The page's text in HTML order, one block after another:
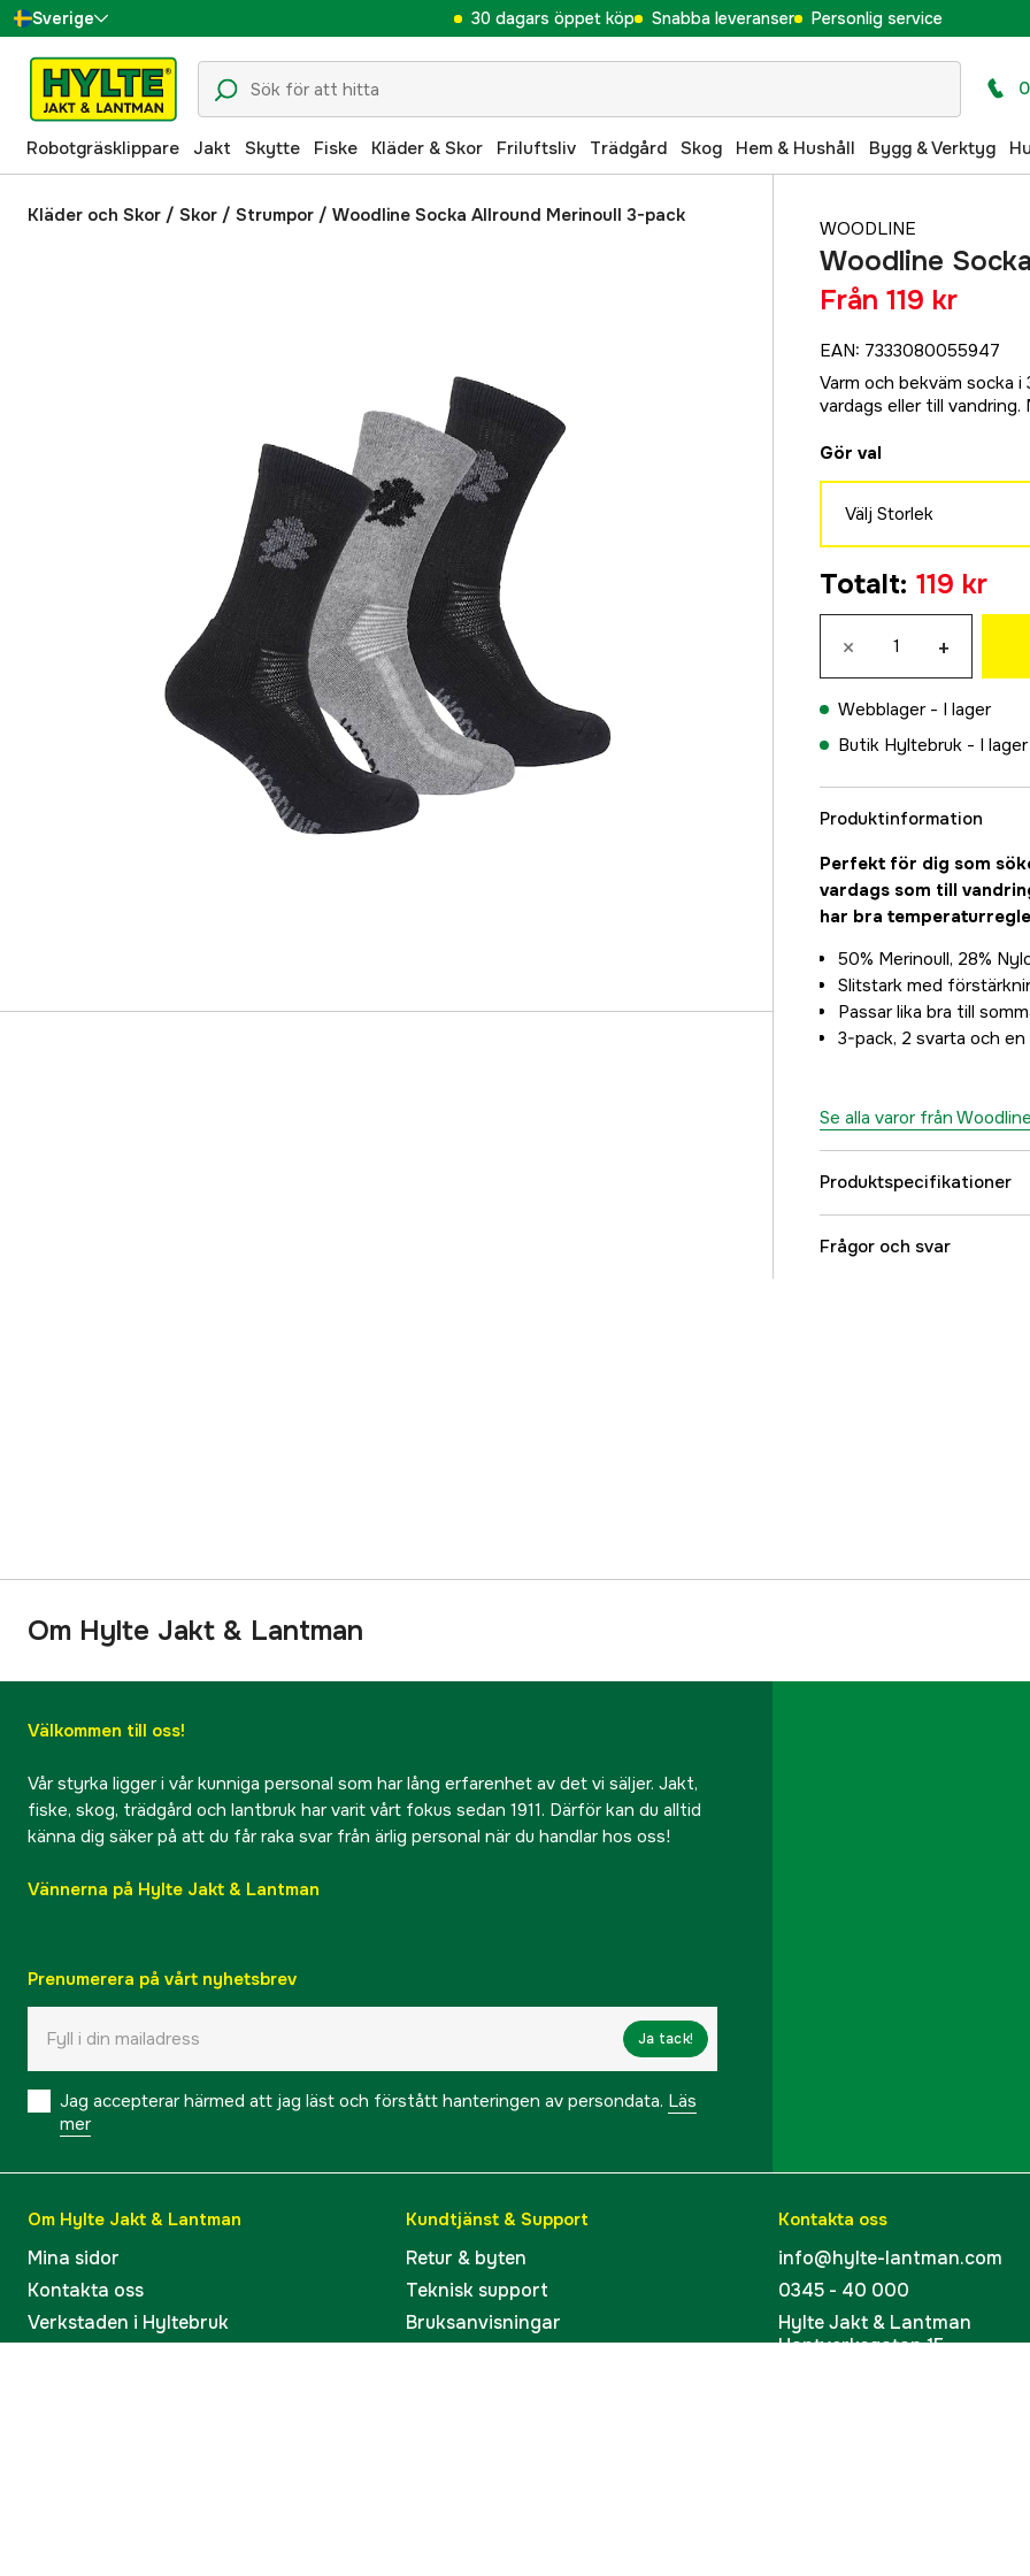
Sverige
Danmark
Suomi
Norge
Deutschland
30 dagars öppet köp Snabba leveranser Personlig service
Robotgräsklippare Jakt Skytte Fiske Kläder & Skor Friluftsliv Trädgård Skog Hem & Hushåll Bygg & Verktyg
Kläder och Skor / Skor / Strumpor / Woodline Socka Allround Merinoull 3-pack
WOODLINE
Woodline
Från 119 kr
EAN: 7333080055947
Varm och bekväm socka
vardags eller till
Gör val
Välj Storlek
119 kr
119 kr
Totalt: 119 kr
× +
Webblager - I lager
Butik Hyltebruk - I lager
Produktinformation
Perfekt för dig som
vardags som till
har bra
50% Merinoull, 28%
Slitstark med
Passar lika bra till
3-pack, 2 svarta och en
Se alla varor från Woodline
Produktspecifikationer
Färgton
Frågor och svar
Om Hylte Jakt & Lantman
Välkommen till oss!
Vår styrka ligger i vår kunniga personal som har lång erfarenhet av det vi säljer. Jakt,
fiske, skog, trädgård och lantbruk har varit vårt fokus sedan 1911. Därför kan du alltid
känna dig säker på att du får raka svar från ärlig personal när du handlar hos oss!
Vännerna på Hylte Jakt & Lantman
Prenumerera på vårt nyhetsbrev
Ja tack!
Jag accepterar härmed att jag läst och förstått hanteringen av persondata. Läs
mer
Om Hylte Jakt & Lantman
Mina sidor
Kontakta oss
Verkstaden i Hyltebruk
Kundtjänst & Support
Retur & byten
Teknisk support
Bruksanvisningar
Kontakta oss
info@hylte-lantman.com
0345 - 40 000
Hylte Jakt & Lantman
Hantverksgatan 15